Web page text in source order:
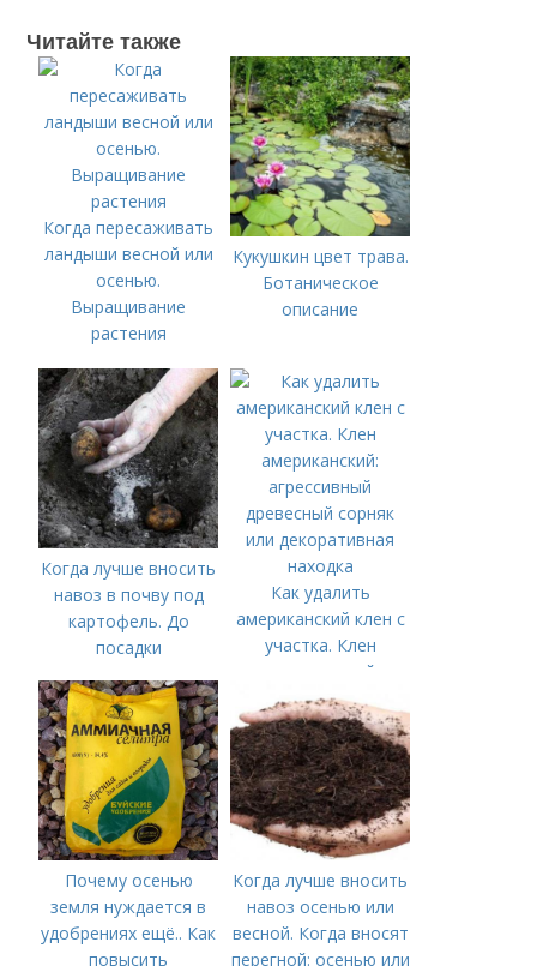
Читайте также
Когда пересаживать
ландыши весной или
осенью.
Выращивание
растения
Кукушкин цвет трава.
Ботаническое
описание
Когда лучше вносить
навоз в почву под
картофель. До
посадки
Как удалить
американский клен с
участка. Клен
американский:
агрессивный
древесный сорняк
или декоративная
находка
Почему осенью
земля нуждается в
удобрениях ещё.. Как
повысить
Когда лучше вносить
навоз осенью или
весной. Когда вносят
перегной: осенью или